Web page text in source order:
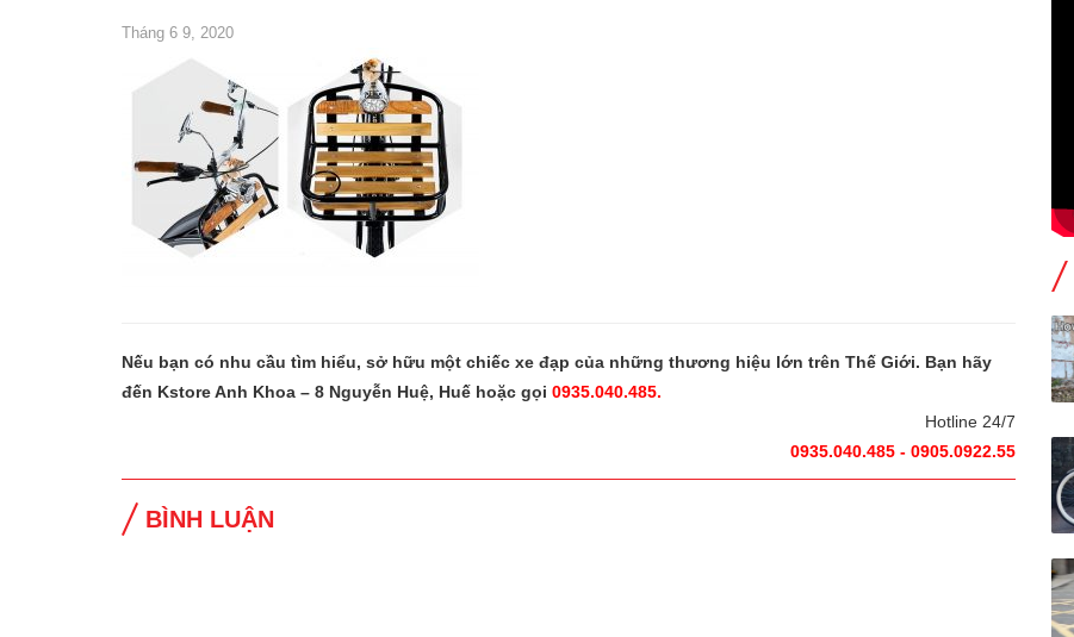
Tháng 6 9, 2020
Nếu bạn có nhu cầu tìm hiểu, sở hữu một chiếc xe đạp của những thương hiệu lớn trên Thế Giới. Bạn hãy
đến Kstore Anh Khoa – 8 Nguyễn Huệ, Huế hoặc gọi 0935.040.485.
Hotline 24/7
0935.040.485 - 0905.0922.55
BÌNH LUẬN